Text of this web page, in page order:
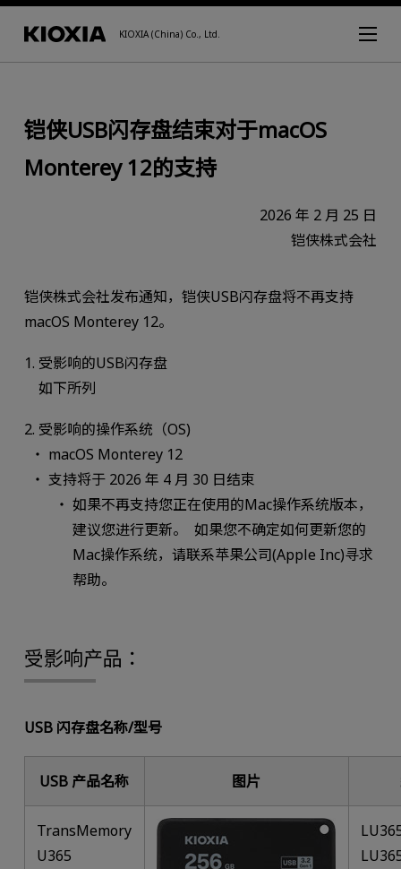
KIOXIA (China) Co., Ltd.
铠侠USB闪存盘结束对于macOS
Monterey 12的支持
2026 年 2 月 25 日
铠侠株式会社
铠侠株式会社发布通知，铠侠USB闪存盘将不再支持
macOS Monterey 12。
1. 受影响的USB闪存盘
如下所列
2. 受影响的操作系统（OS)
macOS Monterey 12
支持将于 2026 年 4 月 30 日结束
如果不再支持您正在使用的Mac操作系统版本，
建议您进行更新。 如果您不确定如何更新您的
Mac操作系统，请联系苹果公司(Apple Inc)寻求
帮助。
受影响产品：
USB 闪存盘名称/型号
USB 产品名称 图片
TransMemory
U365